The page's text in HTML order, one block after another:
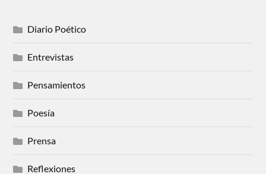
Diario Poético
Entrevistas
Pensamientos
Poesía
Prensa
Reflexiones